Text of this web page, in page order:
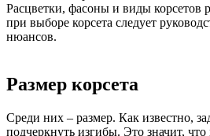
Расцветки, фасоны и виды корсетов
при выборе корсета следует
нюансов.
Размер корсета
Среди них – размер. Как известно,
подчеркнуть изгибы. Это значит, что